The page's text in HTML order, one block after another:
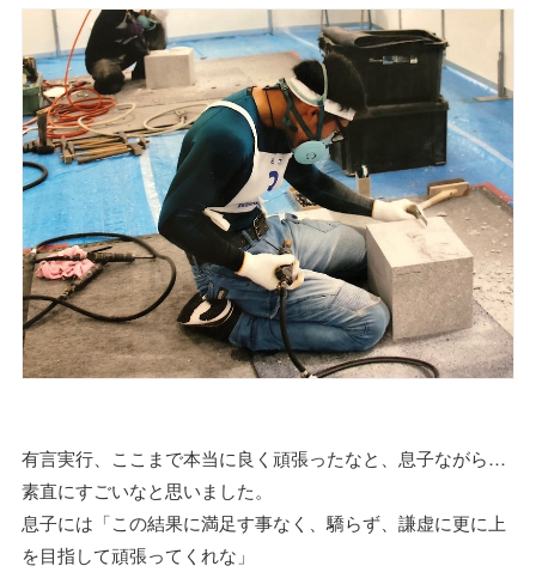
有言実行、ここまで本当に良く頑張ったなと、息子ながら…
素直にすごいなと思いました。
息子には「この結果に満足す事なく、驕らず、謙虚に更に上
を目指して頑張ってくれな」